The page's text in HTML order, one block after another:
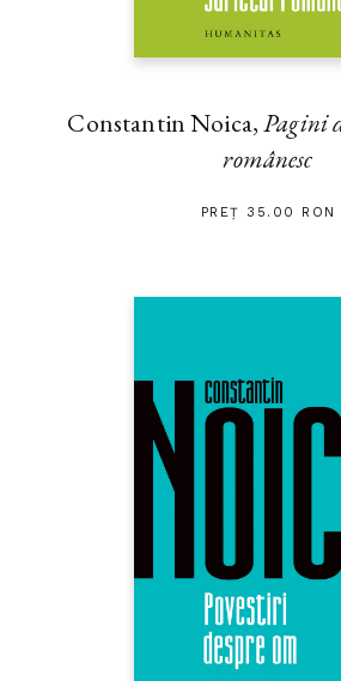
Constantin Noica,Pagini
românesc
PREȚ 35.00 RON